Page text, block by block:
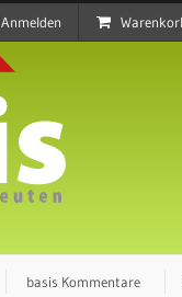
Anmelden
basis Kommentare